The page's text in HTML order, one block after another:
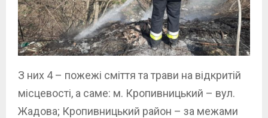
З них 4 – пожежі сміття та трави на відкритій
місцевості, а саме: м. Кропивницький – вул.
Жадова; Кропивницький район – за межами